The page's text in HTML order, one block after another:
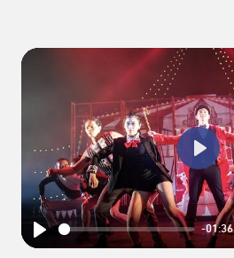
Play
-01:36
Play